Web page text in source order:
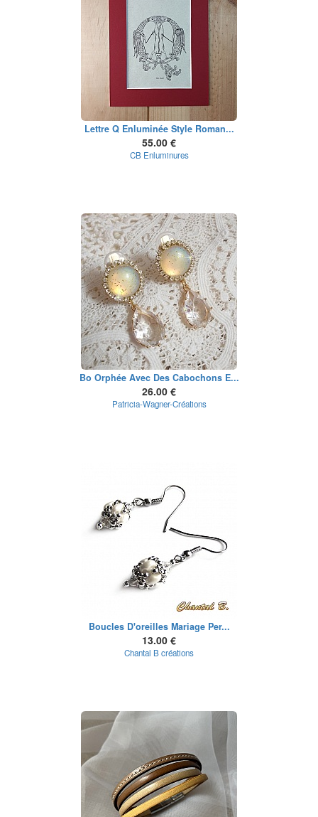
Lettre Q Enluminée Style Roman...
55.00 €
CB Enluminures
Bo Orphée Avec Des Cabochons E...
26.00 €
Patricia-Wagner-Créations
Boucles D'oreilles Mariage Per...
13.00 €
Chantal B créations